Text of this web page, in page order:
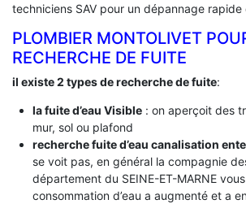
techniciens SAV pour un dépannage
PLOMBIER MONTOLIVET
RECHERCHE DE FUITE
il existe 2 types de recherche de fuite:
la fuite d’eau Visible: on aperçoit des
mur, sol ou plafond
recherche fuite d’eau canalisation
se voit pas, en général la compagnie
département du SEINE-ET-MARNE
consommation d’eau a augmenté et a